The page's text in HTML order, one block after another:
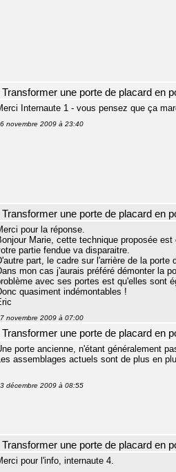
Transformer une porte de placard en
Internaute 1 - vous pensez que ça
novembre 2009 à 23:40
Transformer une porte de placard en
pour la réponse.
Marie, cette technique proposée
partie fendue va disparaitre.
part, le cadre sur l'arrière de la
mon cas j'aurais préféré démonter la
avec ses portes est qu'elles sont
quasiment indémontables !
novembre 2009 à 07:00
Transformer une porte de placard en
porte ancienne, n'étant généralement
assemblages actuels sont de plus en
décembre 2009 à 08:55
Transformer une porte de placard en
pour l'info, internaute 4.